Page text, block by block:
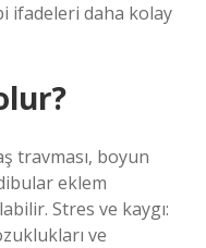
ifadeleri daha kolay
travması, boyun
eklem
Stres ve kaygı:
ve